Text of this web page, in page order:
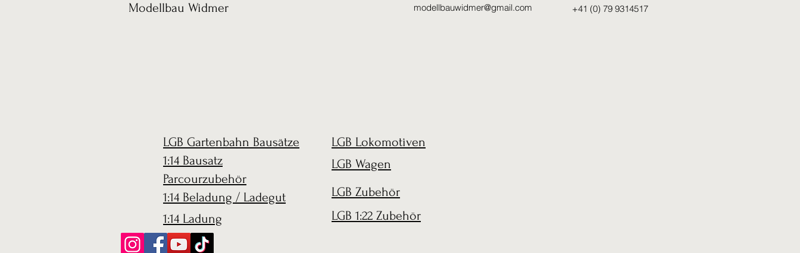
Modellbau Widmer modellbauwidmer@gmail.com +41 (0) 79 9314517
LGB Gartenbahn Bausätze
1:14 Bausatz
Parcourzubehör
1:14 Beladung / Ladegut
1:14 Ladung
LGB Lokomotiven
LGB Wagen
LGB Zubehör
LGB 1:22 Zubehör